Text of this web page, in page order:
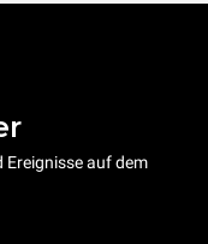
Ereignisse auf dem